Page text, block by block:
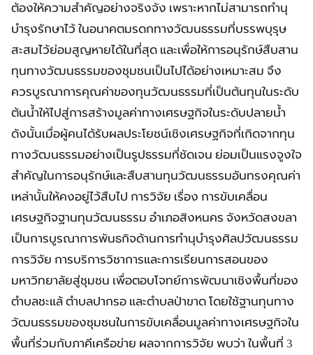
ต้องให้ความสำคัญอย่างจริงจัง เพราะหากไม่สามารถทำนุ
บำรุงรักษาไว้ ในอนาคตมรดกทางวัฒนธรรมที่บรรพบุรุษ
สะสมไว้ย่อมสูญหายได้ในที่สุด และเพื่อให้การอนุรักษ์สืบสาน
ทุนทางวัฒนธรรมของชุมชนเป็นไปได้อย่างเหมาะสม จึง
ควรบูรณาการคุณค่าของทุนวัฒนธรรมที่เป็นต้นทุนในระดับ
ต้นน้ำให้ไปสู่การสร้างมูลค่าทางเศรษฐกิจในระดับปลายน้ำ
ดังนั้นเมื่อผู้คนได้รับผลประโยชน์เชิงเศรษฐกิจที่เกิดจากทุน
ทางวัฒนธรรมอย่างเป็นรูปธรรมที่ชัดเจน ย่อมเป็นแรงจูงใจ
สำคัญในการอนุรักษ์และสืบสานทุนวัฒนธรรมอันทรงคุณค่า
เหล่านั้นให้คงอยู่ไว้สืบไป การวิจัย เรื่อง การขับเคลื่อน
เศรษฐกิจฐานทุนวัฒนธรรม อำเภอสิงหนคร จังหวัดสงขลา
เป็นการบูรณาการพันธกิจด้านการทำนุบำรุงศิลปวัฒนธรรม
การวิจัย การบริการวิชาการและการเรียนการสอนของ
มหาวิทยาลัยสู่ชุมชน เพื่อตอบโจทย์การพัฒนาเชิงพื้นที่ของ
ตำบลชะแล้ ตำบลปากรอ และตำบลป่าขาด โดยใช้ฐานทุนทาง
วัฒนธรรมของชุมชนในการขับเคลื่อนมูลค่าทางเศรษฐกิจใน
พื้นที่ร่วมกับภาคีเครือข่าย ผลจากการวิจัย พบว่า ในพื้นที่ 3